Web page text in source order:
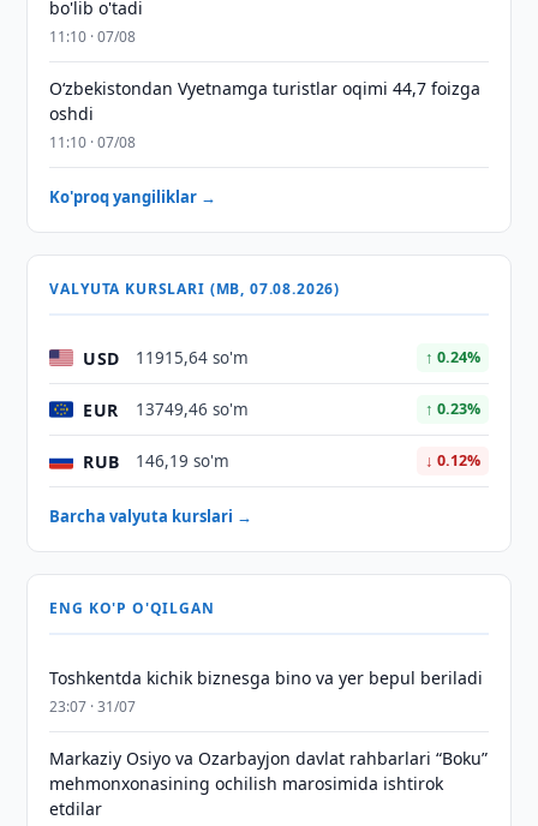
bo'lib o'tadi
11:10 · 07/08
O‘zbekistondan Vyetnamga turistlar oqimi 44,7 foizga
oshdi
11:10 · 07/08
Ko'proq yangiliklar →
VALYUTA KURSLARI (MB, 07.08.2026)
USD 11915,64 so'm ↑ 0.24%
EUR 13749,46 so'm ↑ 0.23%
RUB 146,19 so'm ↓ 0.12%
Barcha valyuta kurslari →
ENG KO'P O'QILGAN
Toshkentda kichik biznesga bino va yer bepul beriladi
23:07 · 31/07
Markaziy Osiyo va Ozarbayjon davlat rahbarlari “Boku”
mehmonxonasining ochilish marosimida ishtirok
etdilar